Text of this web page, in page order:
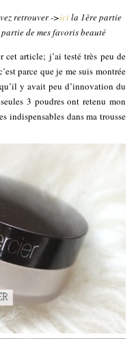
retrouver ->icila 1ère partie
de mes favoris beauté
cet article; j’ai testé très peu de
parce que je me suis montrée
y avait peu d’innovation du
3 poudres ont retenu mon
indispensables dans ma trousse